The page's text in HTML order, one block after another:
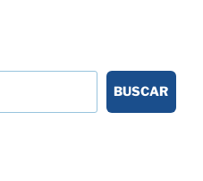
BUSCAR